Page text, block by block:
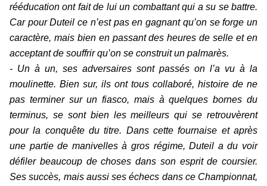
rééducation ont fait de lui un combattant qui a su se battre.
Car pour Duteil ce n’est pas en gagnant qu’on se forge un
caractère, mais bien en passant des heures de selle et en
acceptant de souffrir qu’on se construit un palmarès.
- Un à un, ses adversaires sont passés on l’a vu à la
moulinette. Bien sur, ils ont tous collaboré, histoire de ne
pas terminer sur un fiasco, mais à quelques bornes du
terminus, se sont bien les meilleurs qui se retrouvèrent
pour la conquête du titre. Dans cette fournaise et après
une partie de manivelles à gros régime, Duteil a du voir
défiler beaucoup de choses dans son esprit de coursier.
Ses succès, mais aussi ses échecs dans ce Championnat,